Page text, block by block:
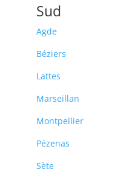
Sud
Agde
Béziers
Lattes
Marseillan
Montpellier
Pézenas
Sète